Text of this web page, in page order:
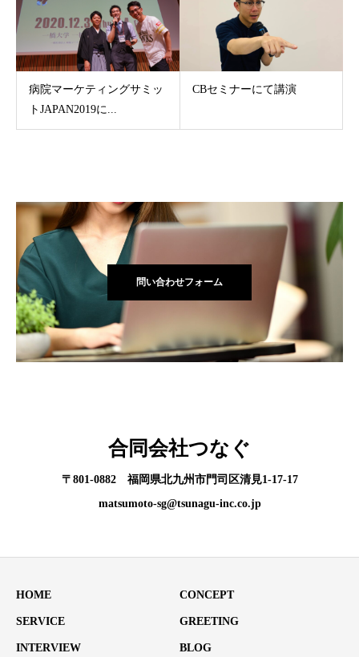
病院マーケティングサミッ
トJAPAN2019に...
CBセミナーにて講演
問い合わせフォーム
合同会社つなぐ
〒801-0882 福岡県北九州市門司区清見1-17-17
matsumoto-sg@tsunagu-inc.co.jp
HOME CONCEPT
SERVICE GREETING
INTERVIEW BLOG